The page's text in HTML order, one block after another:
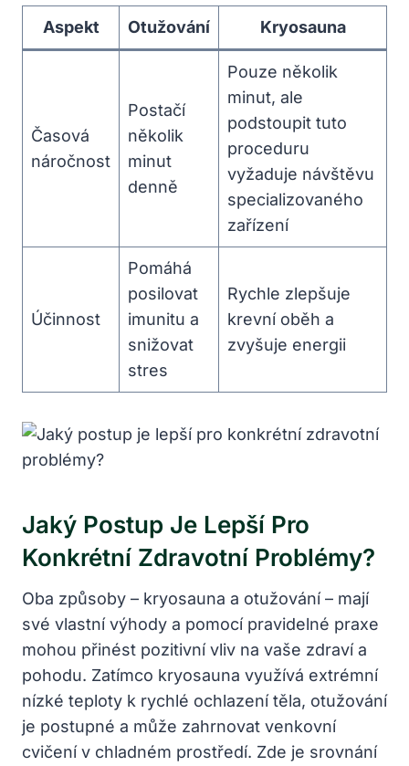
Aspekt Otužování Kryosauna
Časová
náročnost
Postačí
několik
minut
denně
Pouze několik
‌minut, ale
podstoupit tuto
proceduru
vyžaduje ⁢návštěvu⁤
specializovaného
zařízení
Účinnost
Pomáhá
posilovat
imunitu a
snižovat
stres
Rychle zlepšuje
krevní oběh⁤ a
zvyšuje energii
Jaký Postup Je‌ Lepší Pro‌
Konkrétní Zdravotní Problémy?
Oba ​způsoby – kryosauna a otužování – mají
své vlastní ​výhody a pomocí pravidelné praxe
mohou přinést pozitivní vliv na vaše zdraví a
pohodu. Zatímco kryosauna využívá extrémní
⁢nízké teploty k rychlé ochlazení těla, otužování
je postupné ​a může zahrnovat‍ venkovní
cvičení v chladném prostředí. Zde je srovnání